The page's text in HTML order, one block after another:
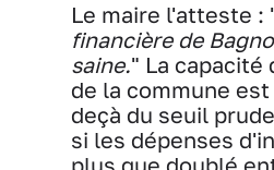
Le maire l'atteste :
financière de
saine." La
de la commune
deçà du seuil
si les dépenses
plus que doublé